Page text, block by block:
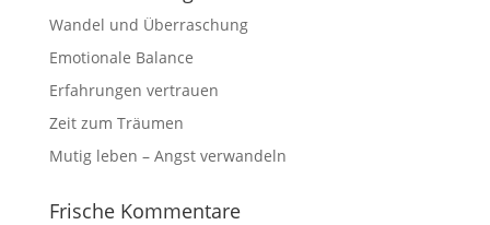
Wandel und Überraschung
Emotionale Balance
Erfahrungen vertrauen
Zeit zum Träumen
Mutig leben – Angst verwandeln
Frische Kommentare